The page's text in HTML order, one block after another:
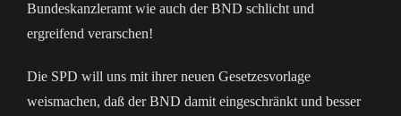
Bundeskanzleramt wie auch der BND schlicht und
ergreifend verarschen!
Die SPD will uns mit ihrer neuen Gesetzesvorlage
weismachen, daß der BND damit eingeschränkt und besser